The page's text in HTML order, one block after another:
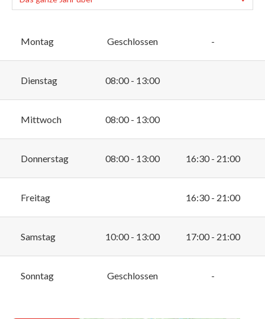
Montag Geschlossen -
Dienstag 08:00 - 13:00
Mittwoch 08:00 - 13:00
Donnerstag 08:00 - 13:00 16:30 - 21:00
Freitag 16:30 - 21:00
Samstag 10:00 - 13:00 17:00 - 21:00
Sonntag Geschlossen -